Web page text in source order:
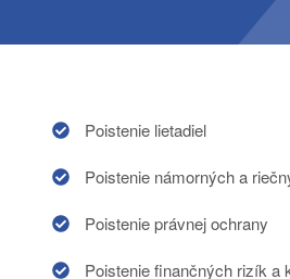
Poistenie lietadiel
Poistenie námorných a
Poistenie právnej ochrany
Poistenie finančných rizík a